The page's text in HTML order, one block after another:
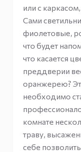
или с
Сами
фиолетовые,
что будет
что касается
преддверии
оранжерею?
необходимо
комнате
траву,
себе